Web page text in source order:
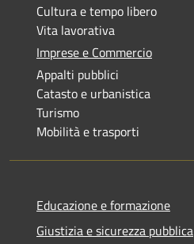
Cultura e tempo libero
Vita lavorativa
Imprese e Commercio
Appalti pubblici
Catasto e urbanistica
Turismo
Mobilità e trasporti
Educazione e formazione
Giustizia e sicurezza pubblica